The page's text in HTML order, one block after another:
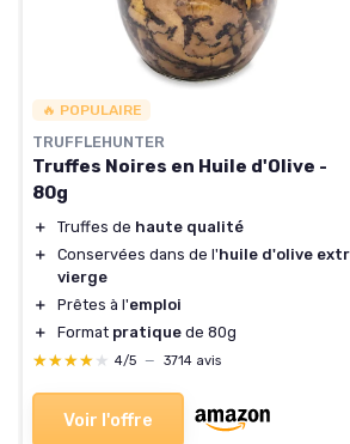
🔥 POPULAIRE
TRUFFLEHUNTER
Truffes Noires en Huile d'Olive -
80g
＋ Truffes de haute qualité
＋
Conservées dans de l'huile d'olive
vierge
＋
Prêtes à l'emploi
＋
Format pratique de 80g
★★★★★
★★★★★ 4/5 — 3714 avis
Voir l'offre